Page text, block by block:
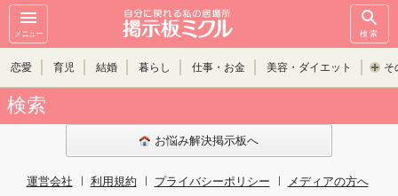
メニュー 検索
恋愛 育児 結婚 暮らし 仕事・お金 美容・ダイエット そ
検索
お悩み解決掲示板へ
運営会社 利用規約 プライバシーポリシー
メディアの方へ